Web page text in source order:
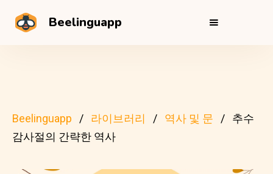
Beelinguapp
Beelinguapp 라이브러리 역사 및 문
추수
감사절의 간략한 역사